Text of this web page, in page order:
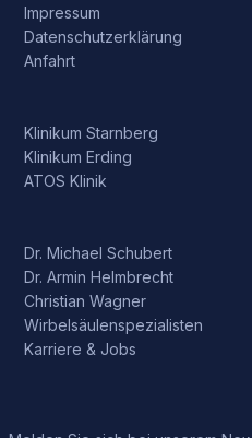
Impressum
Datenschutzerklärung
Anfahrt
Klinikum Starnberg
Klinikum Erding
ATOS Klinik
Dr. Michael Schubert
Dr. Armin Helmbrecht
Christian Wagner
Wirbelsäulenspezialisten
Karriere & Jobs